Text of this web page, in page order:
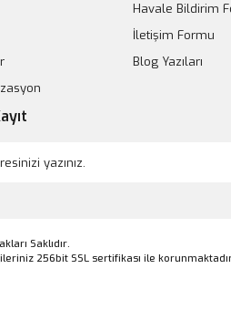
Havale Bildirim
İletişim Formu
Blog Yazıları
Saklıdır.
256bit SSL sertifikası ile